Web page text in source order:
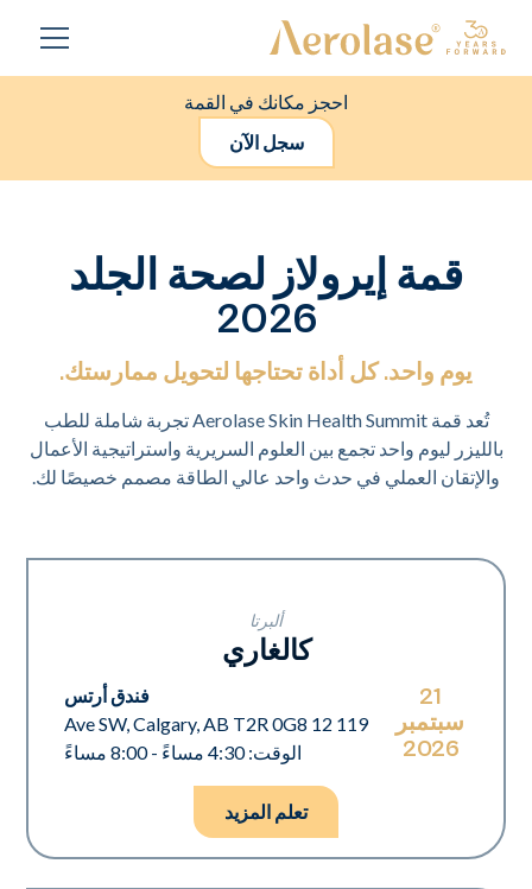
احجز مكانك في القمة
سجل الآن
قمة إيرولاز لصحة الجلد
2026
يوم واحد. كل أداة تحتاجها لتحويل ممارستك.
تُعد قمة Aerolase Skin Health Summit تجربة شاملة للطب
بالليزر ليوم واحد تجمع بين العلوم السريرية واستراتيجية الأعمال
والإتقان العملي في حدث واحد عالي الطاقة مصمم خصيصًا لك.
ألبرتا
كالغاري
21
سبتمبر
2026
فندق أرتس
119 12 Ave SW, Calgary, AB T2R 0G8
الوقت: 4:30 مساءً - 8:00 مساءً
تعلم المزيد